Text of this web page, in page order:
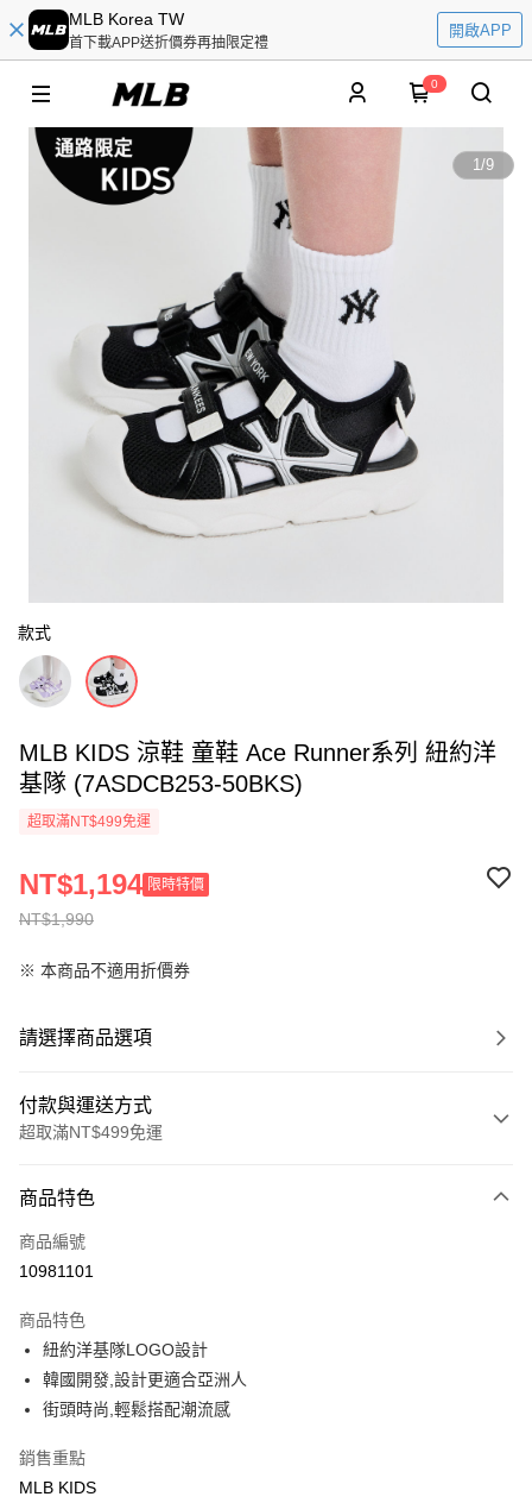
MLB Korea TW
首下載APP送折價券再抽限定禮
開啟APP
0
1/9
款式
MLB KIDS 涼鞋 童鞋 Ace Runner系列 紐約洋
基隊 (7ASDCB253-50BKS)
超取滿NT$499免運
NT$1,990
NT$1,194 限時特價
※ 本商品不適用折價券
請選擇商品選項
付款與運送方式
超取滿NT$499免運
信用卡一次付款
超商取貨付款
Apple Pay
街口支付
運送方式
商品特色
商品編號
10981101
商品特色
紐約洋基隊LOGO設計
韓國開發,設計更適合亞洲人
街頭時尚,輕鬆搭配潮流感
銷售重點
MLB KIDS